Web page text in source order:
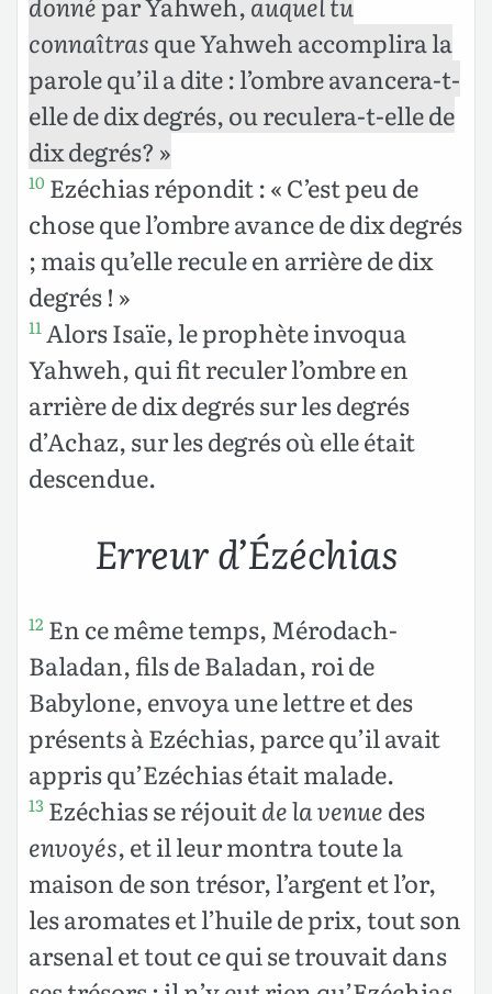
connaîtrasque Yahweh accomplira la
parole qu’il a dite : l’ombre avancera-t-
elle de dix degrés, ou reculera-t-elle de
dix degrés? »
10 Ezéchias répondit : « C’est peu de
chose que l’ombre avance de dix degrés
; mais qu’elle recule en arrière de dix
degrés ! »
11Alors Isaïe, le prophète invoqua
Yahweh, qui fit reculer l’ombre en
arrière de dix degrés sur les degrés
d’Achaz, sur les degrés où elle était
descendue.
Erreur d’Ézéchias
12 En ce même temps, Mérodach-
Baladan, fils de Baladan, roi de
Babylone, envoya une lettre et des
présents à Ezéchias, parce qu’il avait
appris qu’Ezéchias était malade.
13 Ezéchias se réjouitde la venuedes
envoyés, et il leur montra toute la
maison de son trésor, l’argent et l’or,
les aromates et l’huile de prix, tout son
arsenal et tout ce qui se trouvait dans